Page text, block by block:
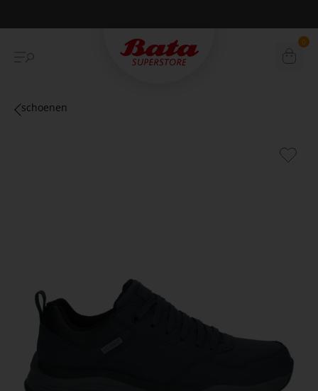
Betaal achteraf met Klarna 0
schoenen